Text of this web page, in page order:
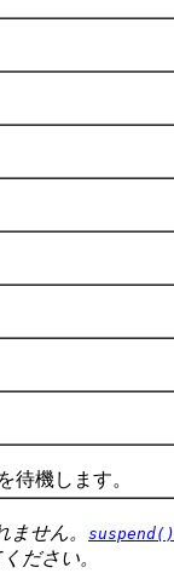
待機します。
せん。 suspend()
ださい。